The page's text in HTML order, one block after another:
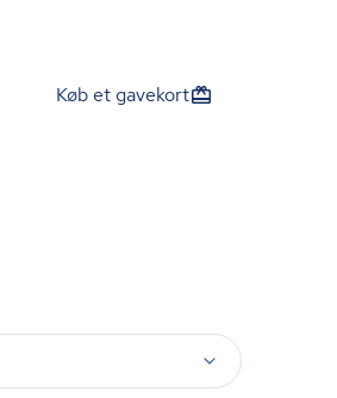
Køb et gavekort